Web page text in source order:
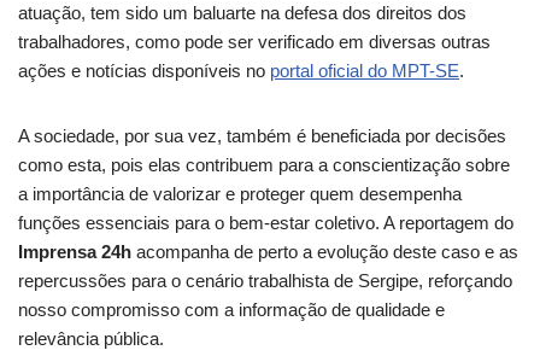
atuação, tem sido um baluarte na defesa dos direitos dos
trabalhadores, como pode ser verificado em diversas outras
ações e notícias disponíveis no portal oficial do MPT-SE.
A sociedade, por sua vez, também é beneficiada por decisões
como esta, pois elas contribuem para a conscientização sobre
a importância de valorizar e proteger quem desempenha
funções essenciais para o bem-estar coletivo. A reportagem do
Imprensa 24h acompanha de perto a evolução deste caso e as
repercussões para o cenário trabalhista de Sergipe, reforçando
nosso compromisso com a informação de qualidade e
relevância pública.